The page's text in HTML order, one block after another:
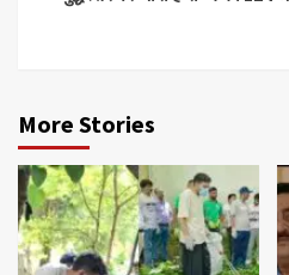
More Stories